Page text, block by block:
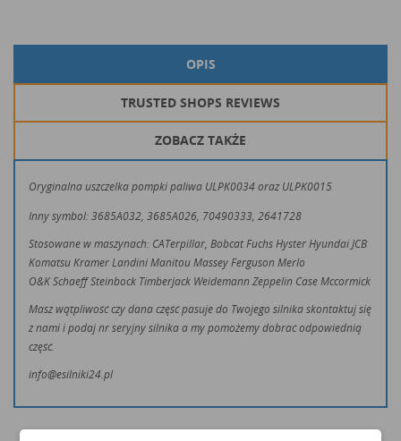
OPIS
TRUSTED SHOPS REVIEWS
ZOBACZ TAKŻE
Oryginalna uszczelka pompki paliwa ULPK0034 oraz ULPK0015
Inny symbol: 3685A032, 3685A026, 70490333, 2641728
Stosowane w maszynach: CATerpillar, Bobcat Fuchs Hyster Hyundai JCB
Komatsu Kramer Landini Manitou Massey Ferguson Merlo
O&K Schaeff Steinbock Timberjack Weidemann Zeppelin Case Mccormick
Masz wątpliwość czy dana część pasuje do Twojego silnika skontaktuj się
z nami i podaj nr seryjny silnika a my pomożemy dobrać odpowiednią
część.
info@esilniki24.pl